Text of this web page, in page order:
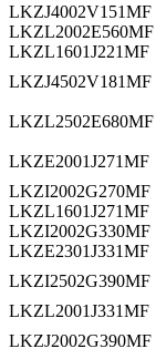
LKZJ4002V151MF
LKZL2002E560MF
LKZL1601J221MF
LKZJ4502V181MF
LKZL2502E680MF
LKZE2001J271MF
LKZI2002G270MF
LKZL1601J271MF
LKZI2002G330MF
LKZE2301J331MF
LKZI2502G390MF
LKZL2001J331MF
LKZJ2002G390MF